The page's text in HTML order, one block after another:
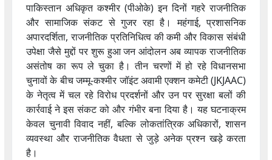
पाकिस्तान अधिकृत कश्मीर (पीओके) इन दिनों गहरे राजनीतिक
और सामाजिक संकट से गुजर रहा है। महंगाई, प्रशासनिक
अपारदर्शिता, राजनीतिक प्रतिनिधित्व की कमी और विकास संबंधी
उपेक्षा जैसे मुद्दों पर शुरू हुआ जन आंदोलन अब व्यापक राजनीतिक
असंतोष का रूप ले चुका है। तीन चरणों में हो रहे विधानसभा
चुनावों के बीच जम्मू-कश्मीर जॉइंट अवामी एक्शन कमेटी (JKJAAC)
के नेतृत्व में चल रहे विरोध प्रदर्शनों और उन पर सुरक्षा बलों की
कार्रवाई ने इस संकट को और गंभीर बना दिया है। यह घटनाक्रम
केवल चुनावी विवाद नहीं, बल्कि लोकतांत्रिक अधिकारों, शासन
व्यवस्था और राजनीतिक वैधता से जुड़े अनेक प्रश्न खड़े करता
है।